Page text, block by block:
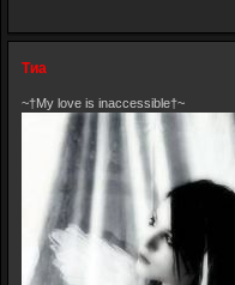
Тиа
~†My love is inaccessible†~